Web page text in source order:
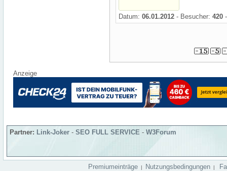
Datum: 06.01.2012 - Besucher: 420
Anzeige
Partner: Link-Joker - SEO FULL SERVICE - W3Forum
Premiumeinträge | Nutzungsbedingungen |